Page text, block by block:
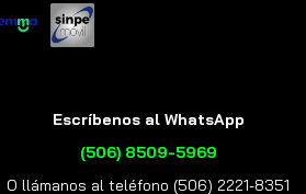
Escríbenos al WhatsApp
(506) 8509-5969
O llámanos al teléfono (506) 2221-8351